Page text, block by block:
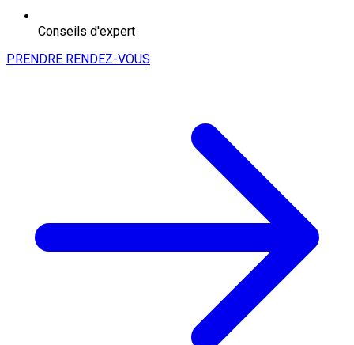
Conseils d'expert
PRENDRE RENDEZ-VOUS